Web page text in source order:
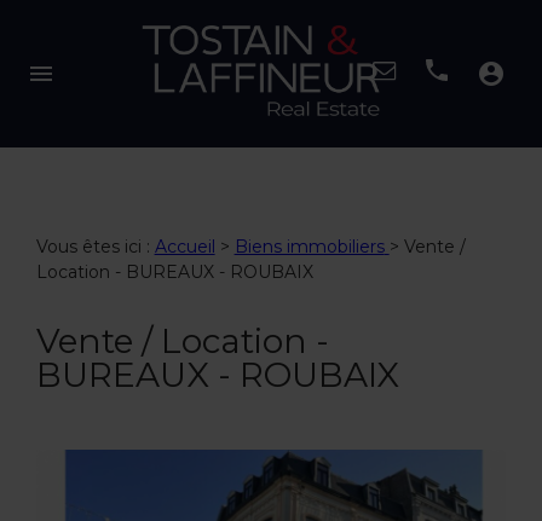
menu account_circle
Vous êtes ici : Accueil > Biens immobiliers > Vente /
Location - BUREAUX - ROUBAIX
Vente / Location -
BUREAUX - ROUBAIX